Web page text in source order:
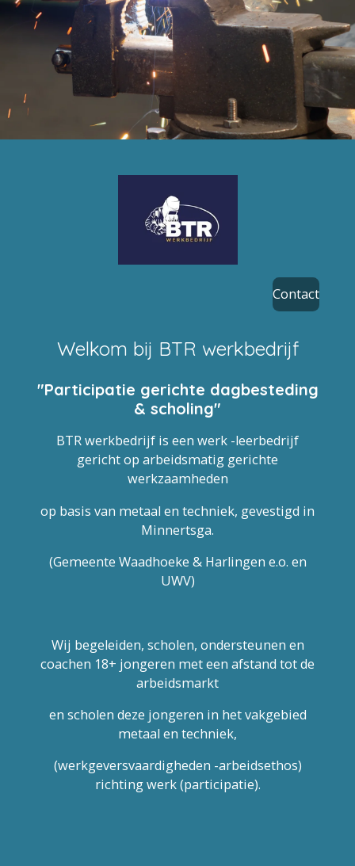
Contact
Welkom bij BTR werkbedrijf
"Participatie gerichte dagbesteding
& scholing"
BTR werkbedrijf is een werk -leerbedrijf
gericht op arbeidsmatig gerichte
werkzaamheden
op basis van metaal en techniek, gevestigd in
Minnertsga.
(Gemeente Waadhoeke & Harlingen e.o. en
UWV)
Wij begeleiden, scholen, ondersteunen en
coachen 18+ jongeren met een afstand tot de
arbeidsmarkt
en scholen deze jongeren in het vakgebied
metaal en techniek,
(werkgeversvaardigheden -arbeidsethos)
richting werk (participatie).